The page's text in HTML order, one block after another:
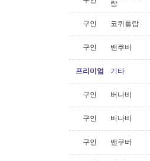
람
구인 코퀴틀람
구인 밴쿠버
프리미엄 기타
구인 버나비
구인 버나비
구인 밴쿠버